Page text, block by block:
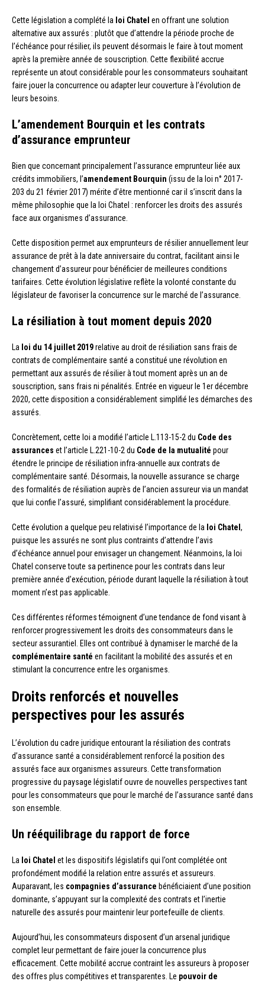
Cette législation a complété la loi Chatel en offrant une solution
alternative aux assurés : plutôt que d’attendre la période proche de
l’échéance pour résilier, ils peuvent désormais le faire à tout moment
après la première année de souscription. Cette flexibilité accrue
représente un atout considérable pour les consommateurs souhaitant
faire jouer la concurrence ou adapter leur couverture à l’évolution de
leurs besoins.
L’amendement Bourquin et les contrats
d’assurance emprunteur
Bien que concernant principalement l’assurance emprunteur liée aux
crédits immobiliers, l’amendement Bourquin (issu de la loi n° 2017-
203 du 21 février 2017) mérite d’être mentionné car il s’inscrit dans la
même philosophie que la loi Chatel : renforcer les droits des assurés
face aux organismes d’assurance.
Cette disposition permet aux emprunteurs de résilier annuellement leur
assurance de prêt à la date anniversaire du contrat, facilitant ainsi le
changement d’assureur pour bénéficier de meilleures conditions
tarifaires. Cette évolution législative reflète la volonté constante du
législateur de favoriser la concurrence sur le marché de l’assurance.
La résiliation à tout moment depuis 2020
La loi du 14 juillet 2019relative au droit de résiliation sans frais de
contrats de complémentaire santé a constitué une révolution en
permettant aux assurés de résilier à tout moment après un an de
souscription, sans frais ni pénalités. Entrée en vigueur le 1er décembre
2020, cette disposition a considérablement simplifié les démarches des
assurés.
Concrètement, cette loi a modifié l’article L.113-15-2 du Code des
assurances et l’article L.221-10-2 du Code de la mutualité pour
étendre le principe de résiliation infra-annuelle aux contrats de
complémentaire santé. Désormais, la nouvelle assurance se charge
des formalités de résiliation auprès de l’ancien assureur via un mandat
que lui confie l’assuré, simplifiant considérablement la procédure.
Cette évolution a quelque peu relativisé l’importance de la loi Chatel ,
puisque les assurés ne sont plus contraints d’attendre l’avis
d’échéance annuel pour envisager un changement. Néanmoins, la loi
Chatel conserve toute sa pertinence pour les contrats dans leur
première année d’exécution, période durant laquelle la résiliation à tout
moment n’est pas applicable.
Ces différentes réformes témoignent d’une tendance de fond visant à
renforcer progressivement les droits des consommateurs dans le
secteur assurantiel. Elles ont contribué à dynamiser le marché de la
complémentaire santé en facilitant la mobilité des assurés et en
stimulant la concurrence entre les organismes.
Droits renforcés et nouvelles
perspectives pour les assurés
L’évolution du cadre juridique entourant la résiliation des contrats
d’assurance santé a considérablement renforcé la position des
assurés face aux organismes assureurs. Cette transformation
progressive du paysage législatif ouvre de nouvelles perspectives tant
pour les consommateurs que pour le marché de l’assurance santé dans
son ensemble.
Un rééquilibrage du rapport de force
La loi Chatel et les dispositifs législatifs qui l’ont complétée ont
profondément modifié la relation entre assurés et assureurs.
Auparavant, les compagnies d’assurance bénéficiaient d’une position
dominante, s’appuyant sur la complexité des contrats et l’inertie
naturelle des assurés pour maintenir leur portefeuille de clients.
Aujourd’hui, les consommateurs disposent d’un arsenal juridique
complet leur permettant de faire jouer la concurrence plus
efficacement. Cette mobilité accrue contraint les assureurs à proposer
des offres plus compétitives et transparentes. Le pouvoir de